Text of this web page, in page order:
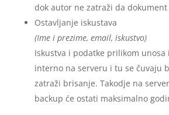
dok autor ne zatraži da
Ostavljanje iskustava
(Ime i prezime, email, iskustvo)
Iskustva i podatke prilikom
interno na serveru i tu se čuvaju
zatraži brisanje. Takodje na
backup će ostati maksimalno